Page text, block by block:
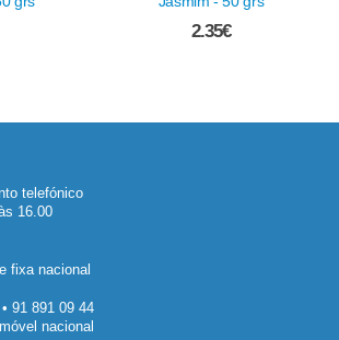
telefónico
16.00
fixa nacional
91 891 09 44
nacional